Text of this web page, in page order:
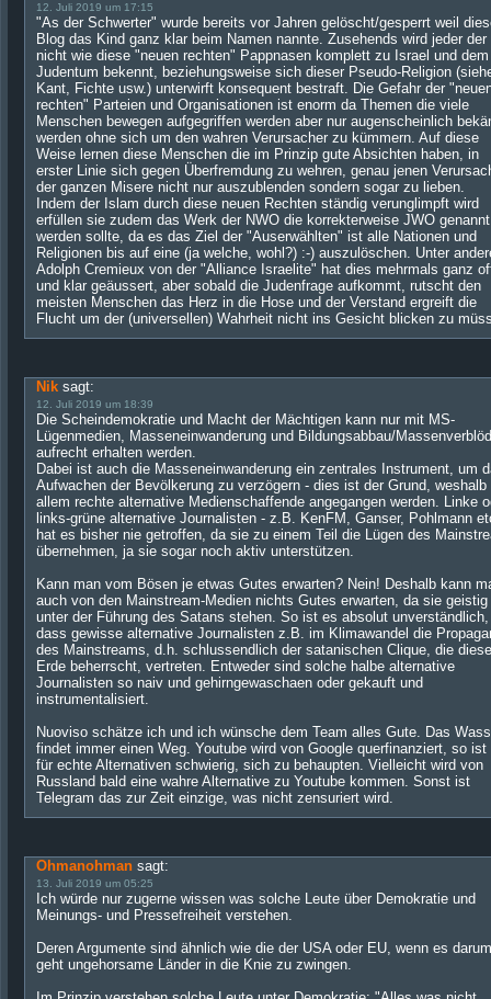
12. Juli 2019 um 17:15
"As der Schwerter" wurde bereits vor Jahren gelöscht/gesperrt weil
Blog das Kind ganz klar beim Namen nannte. Zusehends wird jeder der
nicht wie diese "neuen rechten" Pappnasen komplett zu Israel und dem
Judentum bekennt, beziehungsweise sich dieser Pseudo-Religion
Kant, Fichte usw.) unterwirft konsequent bestraft. Die Gefahr der
rechten" Parteien und Organisationen ist enorm da Themen die viele
Menschen bewegen aufgegriffen werden aber nur augenscheinlich
werden ohne sich um den wahren Verursacher zu kümmern. Auf diese
Weise lernen diese Menschen die im Prinzip gute Absichten haben, in
erster Linie sich gegen Überfremdung zu wehren, genau jenen
der ganzen Misere nicht nur auszublenden sondern sogar zu lieben.
Indem der Islam durch diese neuen Rechten ständig verunglimpft wird
erfüllen sie zudem das Werk der NWO die korrekterweise JWO genannt
werden sollte, da es das Ziel der "Auserwählten" ist alle Nationen und
Religionen bis auf eine (ja welche, wohl?) :-) auszulöschen. Unter
Adolph Cremieux von der "Alliance Israelite" hat dies mehrmals ganz
und klar geäussert, aber sobald die Judenfrage aufkommt, rutscht den
meisten Menschen das Herz in die Hose und der Verstand ergreift die
Flucht um der (universellen) Wahrheit nicht ins Gesicht blicken zu
Nik sagt:
12. Juli 2019 um 18:39
Die Scheindemokratie und Macht der Mächtigen kann nur mit MS-
Lügenmedien, Masseneinwanderung und Bildungsabbau/
aufrecht erhalten werden.
Dabei ist auch die Masseneinwanderung ein zentrales Instrument, um
Aufwachen der Bevölkerung zu verzögern - dies ist der Grund, weshalb
allem rechte alternative Medienschaffende angegangen werden. Linke
links-grüne alternative Journalisten - z.B. KenFM, Ganser, Pohlmann
hat es bisher nie getroffen, da sie zu einem Teil die Lügen des
übernehmen, ja sie sogar noch aktiv unterstützen.
Kann man vom Bösen je etwas Gutes erwarten? Nein! Deshalb kann
auch von den Mainstream-Medien nichts Gutes erwarten, da sie geistig
unter der Führung des Satans stehen. So ist es absolut unverständlich,
dass gewisse alternative Journalisten z.B. im Klimawandel die
des Mainstreams, d.h. schlussendlich der satanischen Clique, die diese
Erde beherrscht, vertreten. Entweder sind solche halbe alternative
Journalisten so naiv und gehirngewaschaen oder gekauft und
instrumentalisiert.
Nuoviso schätze ich und ich wünsche dem Team alles Gute. Das
findet immer einen Weg. Youtube wird von Google querfinanziert, so ist
für echte Alternativen schwierig, sich zu behaupten. Vielleicht wird von
Russland bald eine wahre Alternative zu Youtube kommen. Sonst ist
Telegram das zur Zeit einzige, was nicht zensuriert wird.
Ohmanohman sagt:
13. Juli 2019 um 05:25
Ich würde nur zugerne wissen was solche Leute über Demokratie und
Meinungs- und Pressefreiheit verstehen.
Deren Argumente sind ähnlich wie die der USA oder EU, wenn es darum
geht ungehorsame Länder in die Knie zu zwingen.